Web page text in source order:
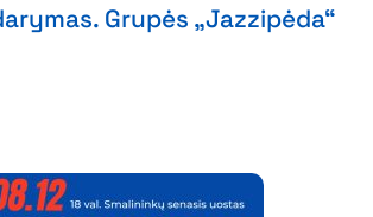
Grupės „Jazzipėda“